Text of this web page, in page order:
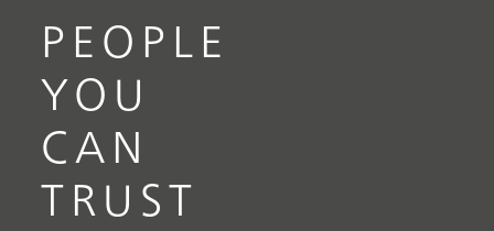
PEOPLE
YOU
CAN
TRUST